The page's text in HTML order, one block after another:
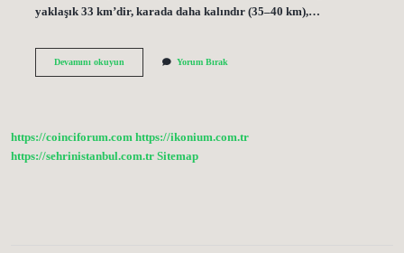
yaklaşık 33 km’dir, karada daha kalındır (35–40 km),…
Devamını okuyunAteş
Katman
Yorum Bırak
https://coinciforum.com https://ikonium.com.tr
https://sehrinistanbul.com.tr Sitemap